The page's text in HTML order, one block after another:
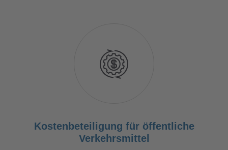
Kostenbeteiligung für öffentliche
Verkehrsmittel